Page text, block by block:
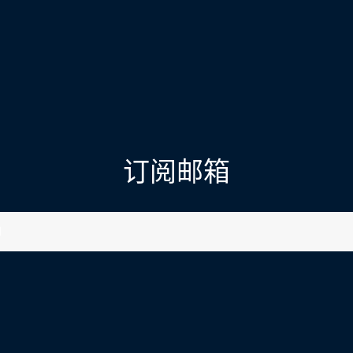
订阅邮箱